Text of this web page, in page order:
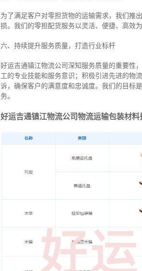
为了满足客户对零担货物的运输需求，我们推
损。我们的零担配货服务以灵活、便捷、高效
六、持续提升服务质量，打造行业标杆
好运吉通镇江物流公司深知服务质量的重要性
工的专业技能和服务意识；积极引进先进的物
诉，确保客户的满意度和忠诚度。我们的目标
务。
好运吉通镇江物流公司物流运输包装材料